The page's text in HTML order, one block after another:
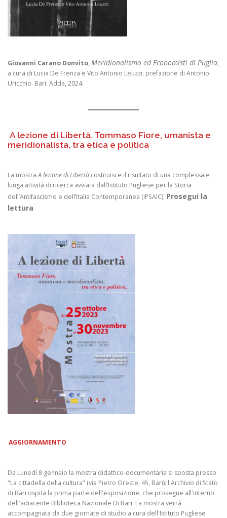
Giovanni Carano Donvito, Meridionalismo ed Economisti di Puglia,
a cura di Lucia De Frenza e Vito Antonio Leuzzi; prefazione di Antonio
Uricchio. Bari: Adda, 2024.
A lezione di Libertà. Tommaso Fiore, umanista e
meridionalista, tra etica e politica
La mostraA lezione di Libertà costituisce il risultato di una complessa e
lunga attività di ricerca avviata dall’Istituto Pugliese per la Storia
dell’Antifascismo e dell’Italia Contemporanea (IPSAIC). Prosegui la
lettura
AGGIORNAMENTO
Da Lunedì 8 gennaio la mostra didattico-documentaria si sposta presso
"La cittadella della cultura" (via Pietro Oreste, 45, Bari): l'Archivio di Stato
di Bari ospita la prima parte dell'esposizione, che prosegue all'interno
dell'adiacente Biblioteca Nazionale Di Bari. La mostra verrà
accompagnata da due giornate di studio a cura dell'Istituto Pugliese